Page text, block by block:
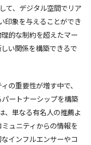
て、デジタル空間でリア
印象を与えることができ
的な制約を超えたマー
い関係を構築できるで
の重要性が増す中で、
ートナーシップを構築
、単なる有名人の推薦よ
ュニティからの情報を
インフルエンサーやコ